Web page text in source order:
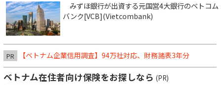
みずほ銀行が出資する元国営4大銀行のベトコム
バンク[VCB](Vietcombank)
PR 【ベトナム企業信用調査】94万社対応、財務諸表3年分
ベトナム在住者向け保険をお探しなら (PR)